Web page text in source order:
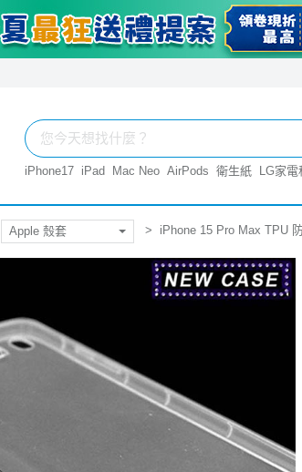
iPhone17 iPad Mac Neo AirPods 衛生紙 LG家
Apple 殼套 iPhone 15 Pro Max TPU